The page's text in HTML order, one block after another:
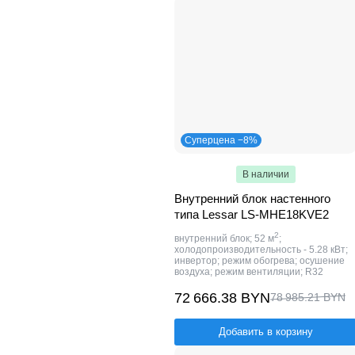
Суперцена −8%
В наличии
Внутренний блок настенного
типа Lessar LS-MHE18KVE2
внутренний блок; 52 м2;
холодопроизводительность - 5.28 кВт;
инвертор; режим обогрева; осушение
воздуха; режим вентиляции; R32
72 666.38 BYN78 985.21 BYN
Добавить в корзину